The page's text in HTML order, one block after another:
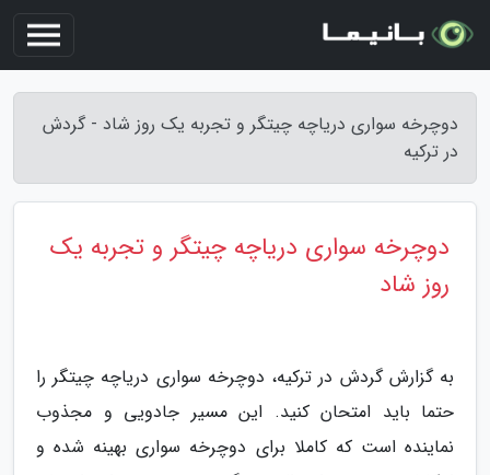
دوچرخه سواری دریاچه چیتگر و تجربه یک روز شاد - گردش
در ترکیه
دوچرخه سواری دریاچه چیتگر و تجربه یک
روز شاد
به گزارش گردش در ترکیه، دوچرخه سواری دریاچه چیتگر را
حتما باید امتحان کنید. این مسیر جادویی و مجذوب
نماینده است که کاملا برای دوچرخه سواری بهینه شده و